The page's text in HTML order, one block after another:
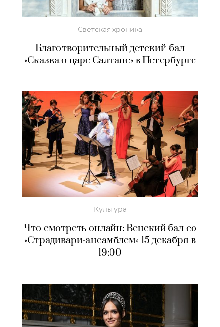
Светская хроника
Благотворительный детский бал
«Сказка о царе Салтане» в Петербурге
Культура
Что смотреть онлайн: Венский бал со
«Страдивари-ансамблем» 15 декабря в
19:00